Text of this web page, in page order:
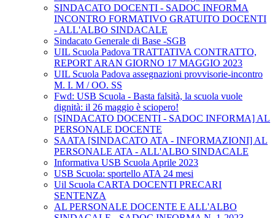
SINDACATO DOCENTI - SADOC INFORMA
INCONTRO FORMATIVO GRATUITO DOCENTI
- ALL'ALBO SINDACALE
Sindacato Generale di Base -SGB
UIL Scuola Padova TRATTATIVA CONTRATTO,
REPORT ARAN GIORNO 17 MAGGIO 2023
UIL Scuola Padova assegnazioni provvisorie-incontro
M. I. M / OO. SS
Fwd: USB Scuola - Basta falsità, la scuola vuole
dignità: il 26 maggio è sciopero!
[SINDACATO DOCENTI - SADOC INFORMA] AL
PERSONALE DOCENTE
SAATA [SINDACATO ATA - INFORMAZIONI] AL
PERSONALE ATA - ALL'ALBO SINDACALE
Informativa USB Scuola Aprile 2023
USB Scuola: sportello ATA 24 mesi
Uil Scuola CARTA DOCENTI PRECARI
SENTENZA
AL PERSONALE DOCENTE E ALL'ALBO